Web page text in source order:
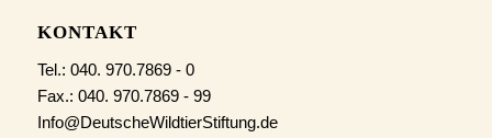
KONTAKT
Tel.: 040. 970.7869 - 0
Fax.: 040. 970.7869 - 99
Info@DeutscheWildtierStiftung.de